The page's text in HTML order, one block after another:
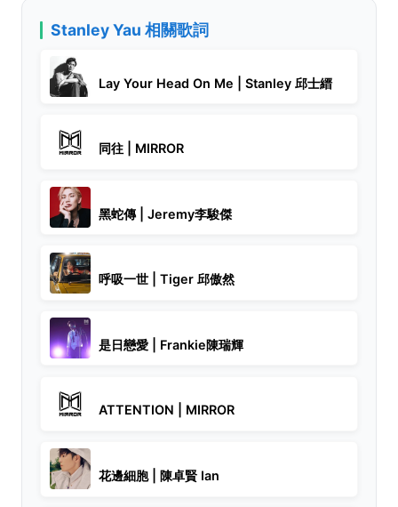
Stanley Yau 相關歌詞
Lay Your Head On Me | Stanley 邱士縉
同往 | MIRROR
黑蛇傳 | Jeremy李駿傑
呼吸一世 | Tiger 邱傲然
是日戀愛 | Frankie陳瑞輝
ATTENTION | MIRROR
花邊細胞 | 陳卓賢 Ian